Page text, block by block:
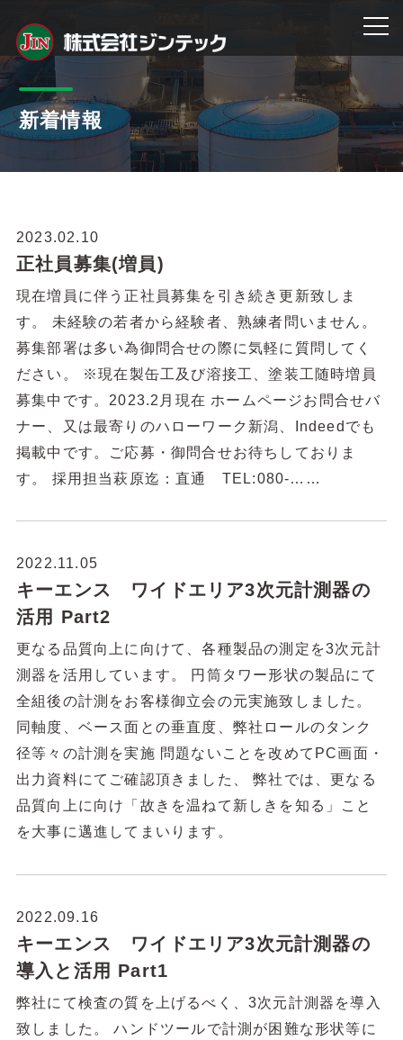
新着情報
2023.02.10
正社員募集(増員)
現在増員に伴う正社員募集を引き続き更新致しま
す。 未経験の若者から経験者、熟練者問いません。
募集部署は多い為御問合せの際に気軽に質問してく
ださい。 ※現在製缶工及び溶接工、塗装工随時増員
募集中です。2023.2月現在 ホームページお問合せバ
ナー、又は最寄りのハローワーク新潟、Indeedでも
掲載中です。ご応募・御問合せお待ちしておりま
す。 採用担当萩原迄：直通 TEL:080-……
2022.11.05
キーエンス ワイドエリア3次元計測器の
活用 Part2
更なる品質向上に向けて、各種製品の測定を3次元計
測器を活用しています。 円筒タワー形状の製品にて
全組後の計測をお客様御立会の元実施致しました。
同軸度、ベース面との垂直度、弊社ロールのタンク
径等々の計測を実施 問題ないことを改めてPC画面・
出力資料にてご確認頂きました、 弊社では、更なる
品質向上に向け「故きを温ねて新しきを知る」こと
を大事に邁進してまいります。
2022.09.16
キーエンス ワイドエリア3次元計測器の
導入と活用 Part1
弊社にて検査の質を上げるべく、3次元計測器を導入
致しました。 ハンドツールで計測が困難な形状等に